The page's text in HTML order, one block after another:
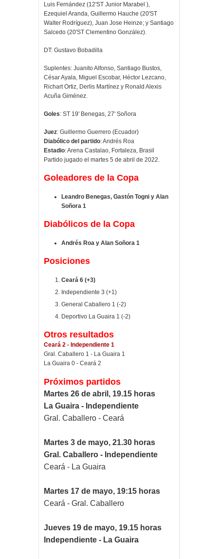
Luis Fernández (12'ST Junior Marabel ),
Ezequiel Aranda, Guillermo Hauche (20'ST
Walter Rodríguez), Juan Jose Heinze; y Santiago
Salcedo (20'ST Clementino González).
DT: Gustavo Bobadilla
Suplentes: Juanito Alfonso, Santiago Bustos,
César Ayala, Miguel Escobar, Héctor Lezcano,
Richart Ortiz, Derlis Martínez y Ronald Alexis
Acuña Giménez.
Goles: ST 19' Benegas, 27' Soñora
Juez: Guillermo Guerrero (Ecuador)
Diabólico del partido: Andrés Roa
Estadio: Arena Castalao, Fortaleza, Brasil
Partido jugado el martes 5 de abril de 2022.
Goleadores de la Copa
Leandro Benegas, Gastón Togni y Alan
Soñora 1
Diabólicos de la Copa
Andrés Roa y Alan Soñora 1
Posiciones
Ceará 6 (+3)
Independiente 3 (+1)
General Caballero 1 (-2)
Deportivo La Guaira 1 (-2)
Otros resultados
Ceará 2 - Independiente 1
Gral. Caballero 1 - La Guaira 1
La Guaira 0 - Ceará 2
Próximos partidos
Martes 26 de abril, 19.15 horas
La Guaira - Independiente
Gral. Caballero - Ceará
Martes 3 de mayo, 21.30 horas
Gral. Caballero - Independiente
Ceará - La Guaira
Martes 17 de mayo, 19:15 horas
Ceará - Gral. Caballero
Jueves 19 de mayo, 19.15 horas
Independiente - La Guaira